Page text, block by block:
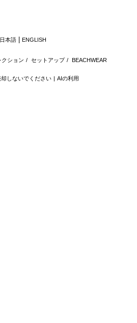
しないでください AIの利用
クション / セットアップ / BEACHWEAR
日本語 ENGLISH